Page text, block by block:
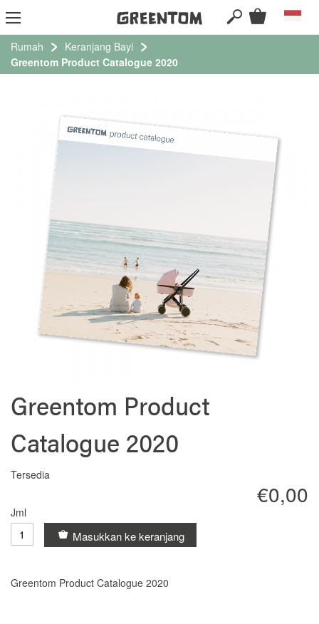
Bahasa
SEARCH
Rumah
Keranjang Bayi
Greentom Product Catalogue 2020
Greentom Product
Catalogue 2020
Greentom Product Catalogue 2020
Tersedia
€0,00
Jml
Masukkan ke keranjang
ke
galeri
foto